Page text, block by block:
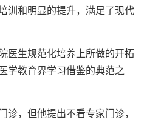
训和明显的提升，满足了现代
医生规范化培养上所做的开拓
学教育界学习借鉴的典范之
诊，但他提出不看专家门诊，